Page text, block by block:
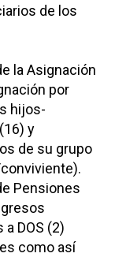
de los
la Asignación
por
hijos-
y
de su grupo
Pensiones
DOS (2)
como así